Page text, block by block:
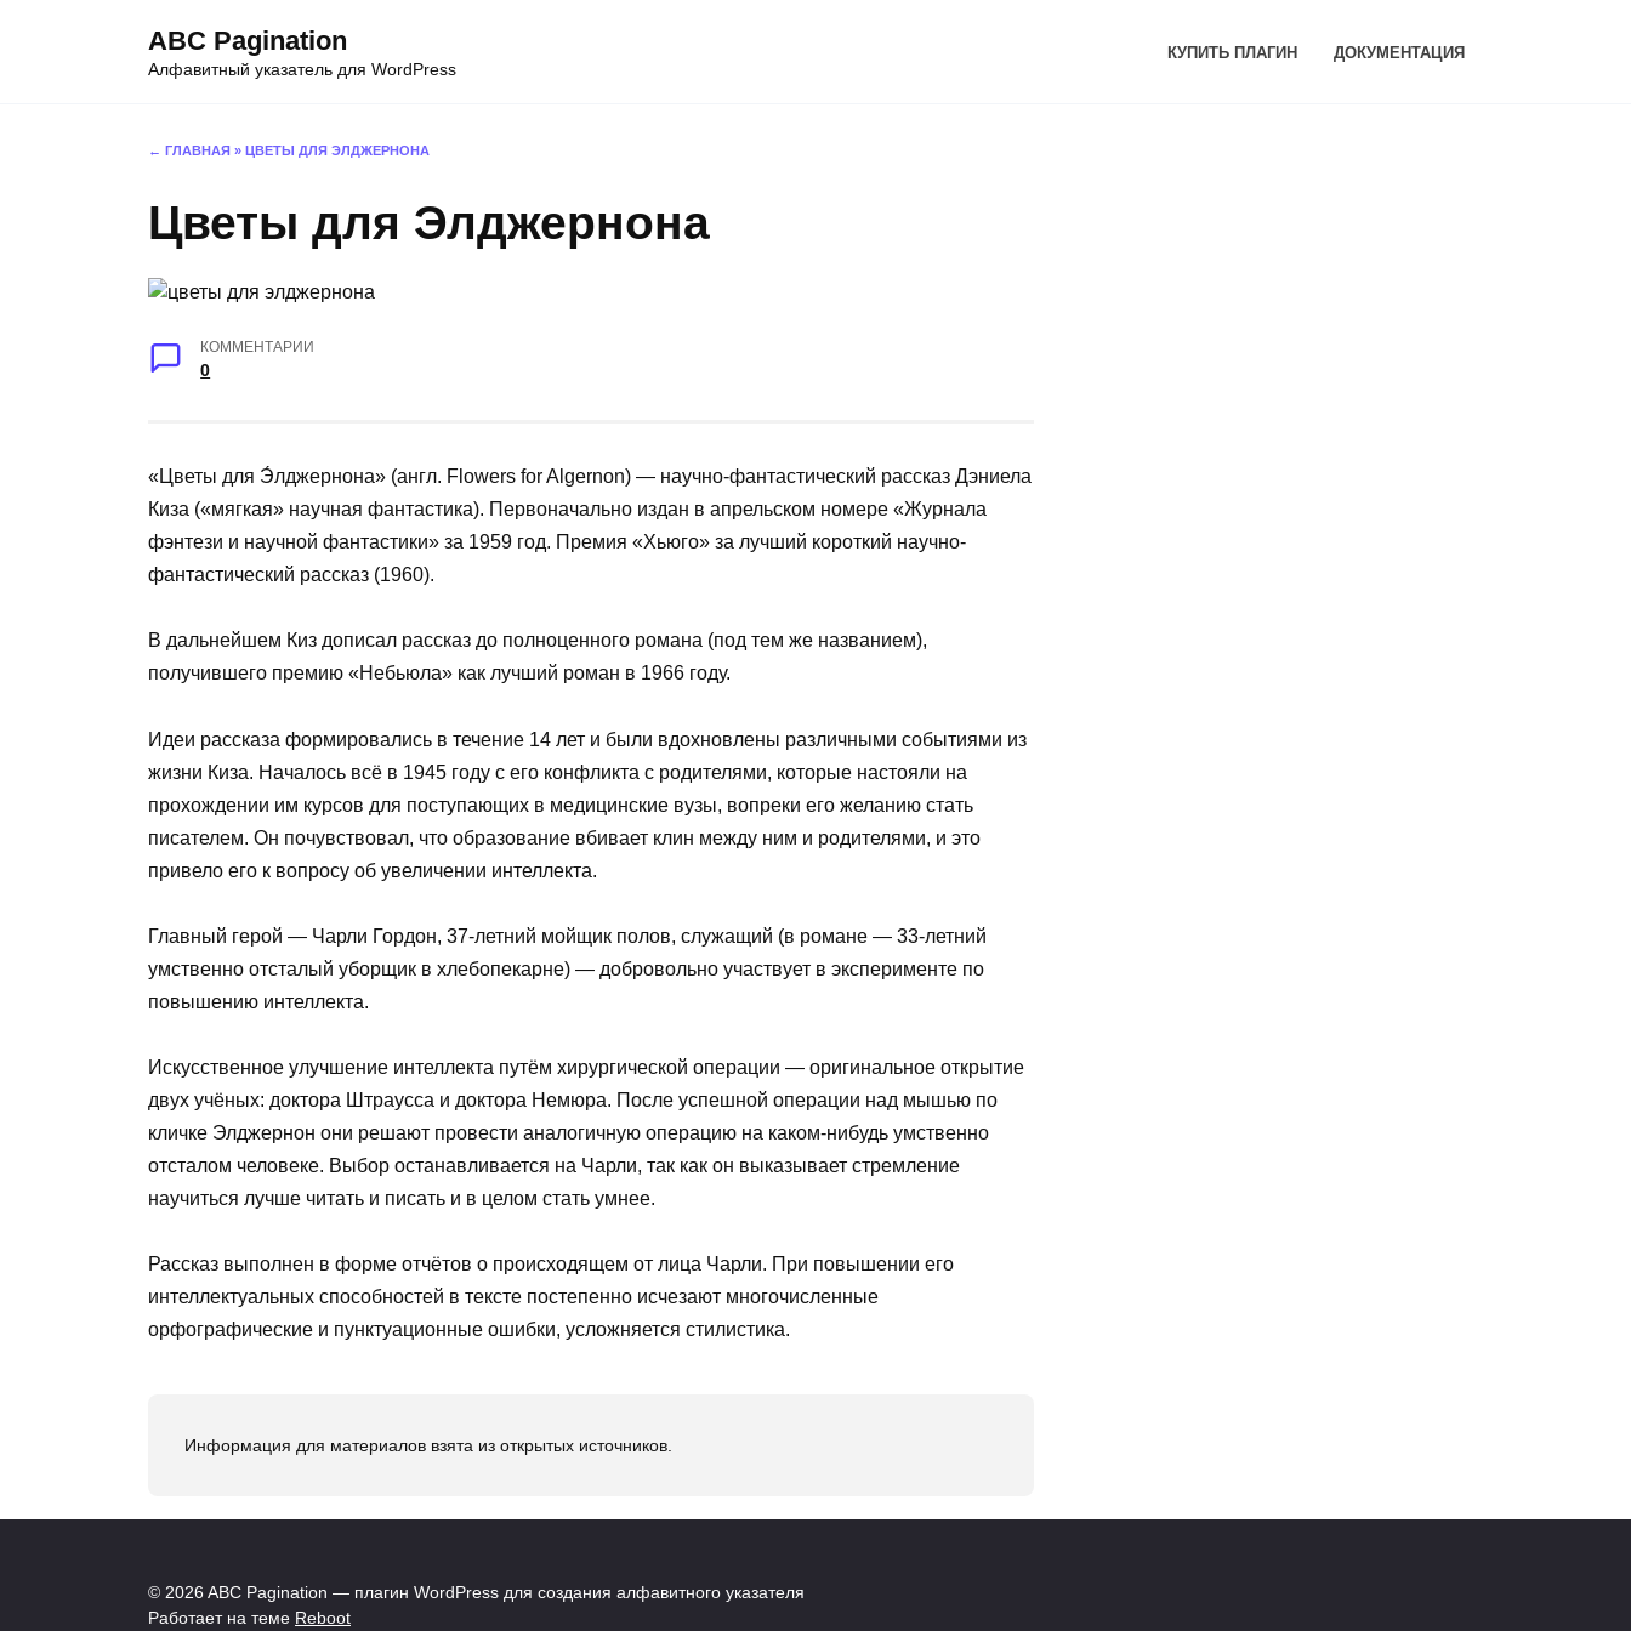
ABC Pagination
Алфавитный указатель для WordPress
КУПИТЬ ПЛАГИН ДОКУМЕНТАЦИЯ
← ГЛАВНАЯ » ЦВЕТЫ ДЛЯ ЭЛДЖЕРНОНА
Цветы для Элджернона
КОММЕНТАРИИ
0
«Цветы для Э́лджернона» (англ. Flowers for Algernon) — научно-фантастический рассказ Дэниела
Киза («мягкая» научная фантастика). Первоначально издан в апрельском номере «Журнала
фэнтези и научной фантастики» за 1959 год. Премия «Хьюго» за лучший короткий научно-
фантастический рассказ (1960).
В дальнейшем Киз дописал рассказ до полноценного романа (под тем же названием),
получившего премию «Небьюла» как лучший роман в 1966 году.
Идеи рассказа формировались в течение 14 лет и были вдохновлены различными событиями из
жизни Киза. Началось всё в 1945 году с его конфликта с родителями, которые настояли на
прохождении им курсов для поступающих в медицинские вузы, вопреки его желанию стать
писателем. Он почувствовал, что образование вбивает клин между ним и родителями, и это
привело его к вопросу об увеличении интеллекта.
Главный герой — Чарли Гордон, 37-летний мойщик полов, служащий (в романе — 33-летний
умственно отсталый уборщик в хлебопекарне) — добровольно участвует в эксперименте по
повышению интеллекта.
Искусственное улучшение интеллекта путём хирургической операции — оригинальное открытие
двух учёных: доктора Штраусса и доктора Немюра. После успешной операции над мышью по
кличке Элджернон они решают провести аналогичную операцию на каком-нибудь умственно
отсталом человеке. Выбор останавливается на Чарли, так как он выказывает стремление
научиться лучше читать и писать и в целом стать умнее.
Рассказ выполнен в форме отчётов о происходящем от лица Чарли. При повышении его
интеллектуальных способностей в тексте постепенно исчезают многочисленные
орфографические и пунктуационные ошибки, усложняется стилистика.
Информация для материалов взята из открытых источников.
© 2026 ABC Pagination — плагин WordPress для создания алфавитного указателя
Работает на теме Reboot